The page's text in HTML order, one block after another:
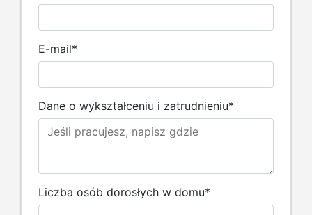
E-mail*
Dane o wykształceniu i zatrudnieniu*
Liczba osób dorosłych w domu*